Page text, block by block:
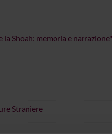
Shoah: memoria e narrazione"
Straniere